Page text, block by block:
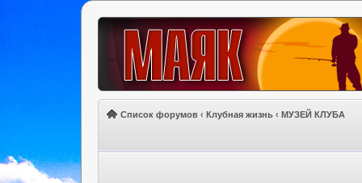
Список форумов ‹ Клубная жизнь ‹ МУЗЕЙ КЛУБА